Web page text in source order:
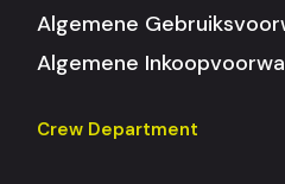
Algemene
Algemene
Crew Department